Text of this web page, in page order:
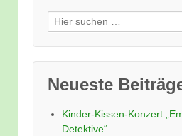
Suche nach:
Neueste
Kinder-Kissen-Konzert
Detektive“